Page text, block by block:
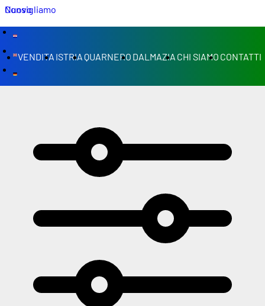
VENDITA ISTRIA QUARNERO DALMAZIA CHI SIAMO CONTATTI
Nuovo
Consigliamo